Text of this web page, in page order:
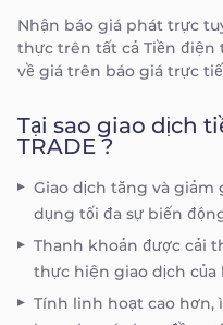
Nhận báo giá phát trực
thực trên tất cả Tiền
về giá trên báo giá trực
Tại sao giao dịch
TRADE ?
Giao dịch tăng và giảm
dụng tối đa sự biến
Thanh khoản được cải
thực hiện giao dịch của
Tính linh hoạt cao